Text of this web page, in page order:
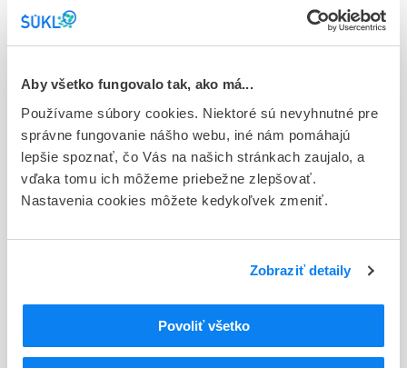
Aby všetko fungovalo tak, ako má...
Používame súbory cookies. Niektoré sú nevyhnutné pre
správne fungovanie nášho webu, iné nám pomáhajú
lepšie spoznať, čo Vás na našich stránkach zaujalo, a
vďaka tomu ich môžeme priebežne zlepšovať.
Nastavenia cookies môžete kedykoľvek zmeniť.
Zobraziť detaily
Povoliť všetko
Registračné číslo
59/0109/25-S
Doplnok
cps end 56x240 mg (blis.PVC/PE/PVdC-Al)
Stav
R - Aktuálna registrácia
Decentralizovaná
59 - IMMUNOPRAEPARATA